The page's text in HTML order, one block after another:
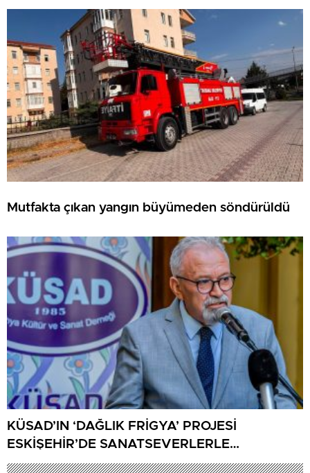
Mutfakta çıkan yangın büyümeden söndürüldü
KÜSAD’IN ‘DAĞLIK FRİGYA’ PROJESİ
ESKİŞEHİR’DE SANATSEVERLERLE
BULUŞUYOR